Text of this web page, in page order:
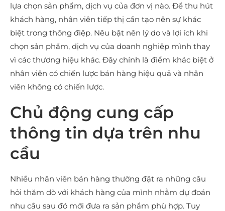
lựa chọn sản phẩm, dịch vụ của đơn vị nào. Để thu hút
khách hàng, nhân viên tiếp thị cần tạo nên sự khác
biệt trong thông điệp. Nêu bật nên lý do và lợi ích khi
chọn sản phẩm, dịch vụ của doanh nghiệp mình thay
vì các thương hiệu khác. Đây chính là điểm khác biệt ở
nhân viên có chiến lược bán hàng hiệu quả và nhân
viên không có chiến lược.
Chủ động cung cấp
thông tin dựa trên nhu
cầu
Nhiều nhân viên bán hàng thường đặt ra những câu
hỏi thăm dò với khách hàng của mình nhằm dự đoán
nhu cầu sau đó mới đưa ra sản phẩm phù hợp. Tuy